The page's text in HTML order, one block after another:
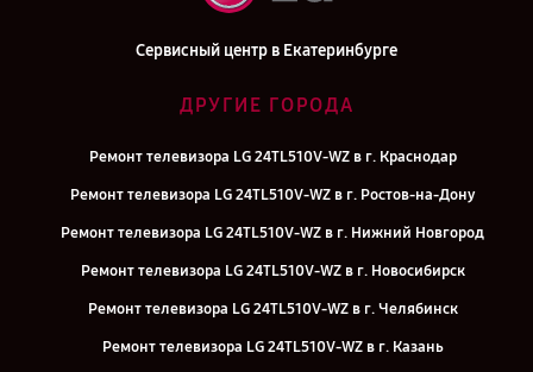
Сервисный центр в Екатеринбурге
ДРУГИЕ ГОРОДА
Ремонт телевизора LG 24TL510V-WZ в г. Краснодар
Ремонт телевизора LG 24TL510V-WZ в г. Ростов-на-Дону
Ремонт телевизора LG 24TL510V-WZ в г. Нижний Новгород
Ремонт телевизора LG 24TL510V-WZ в г. Новосибирск
Ремонт телевизора LG 24TL510V-WZ в г. Челябинск
Ремонт телевизора LG 24TL510V-WZ в г. Казань